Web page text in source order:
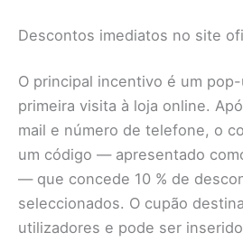
Descontos imediatos no site
O principal incentivo é um
primeira visita à loja online.
mail e número de telefone, o
um código — apresentado como
— que concede 10 % de
seleccionados. O cupão
utilizadores e pode ser